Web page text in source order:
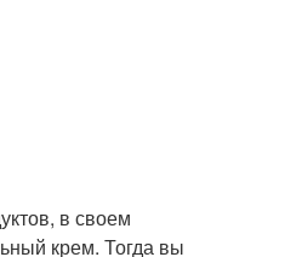
в своем
крем. Тогда вы